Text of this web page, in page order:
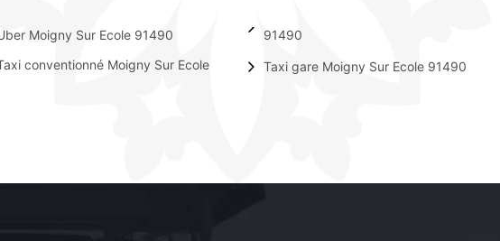
Moigny Sur Ecole 91490
conventionné Moigny Sur Ecole
91490
Taxi gare Moigny Sur Ecole 91490